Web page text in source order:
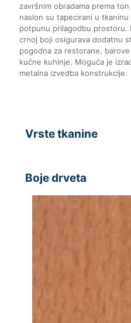
završnim obradama prema
naslon su tapecirani u
potpunu prilagodbu prostoru.
crnoj boji osigurava dodatnu
pogodna za restorane,
kućne kuhinje. Moguća je
metalna izvedba konstrukcije.
Vrste tkanine
Boje drveta